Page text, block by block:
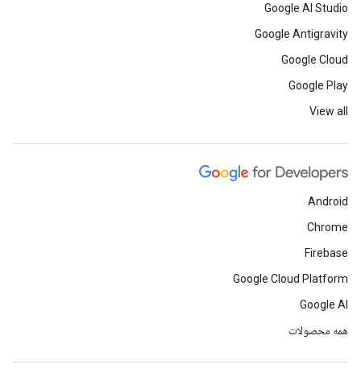
Google AI Studio
Google Antigravity
Google Cloud
Google Play
View all
Android
Chrome
Firebase
Google Cloud Platform
Google AI
همه محصولات